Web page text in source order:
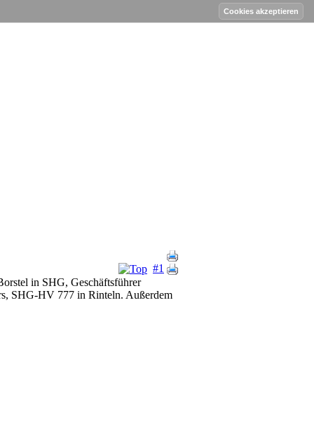
#1
in SHG, Geschäftsführer
SHG-HV 777 in Rinteln. Außerdem